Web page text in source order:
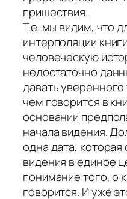
пришествия.
Т.е. мы видим, что
интерполяции
человеческую
недостаточно
давать
чем говорится в
основании
начала видения.
одна дата, которая
видения в единое
понимание того, о
говорится. И уже